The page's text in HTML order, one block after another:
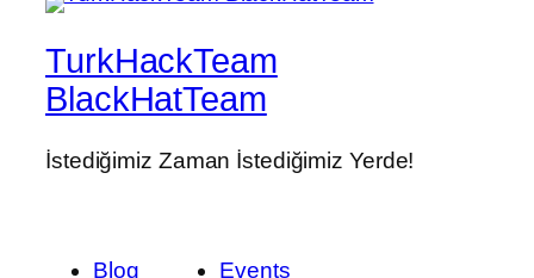
TurkHackTeam
BlackHatTeam
İstediğimiz Zaman İstediğimiz Yerde!
Blog
Events